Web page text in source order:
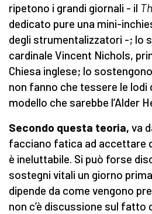
ripetono i grandi giornali - il
dedicato pure una mini-
degli strumentalizzatori -; lo
cardinale Vincent Nichols,
Chiesa inglese; lo
non fanno che tessere le lodi
modello che sarebbe l’Alder
Secondo questa teoria, va
facciano fatica ad accettare
è ineluttabile. Si può forse
sostegni vitali un giorno
dipende da come vengono
non c’è discussione sul fatto